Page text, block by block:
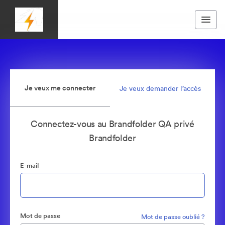
Je veux me connecter Je veux demander l’accès
Connectez-vous au Brandfolder QA privé
Brandfolder
E-mail
Mot de passe Mot de passe oublié ?